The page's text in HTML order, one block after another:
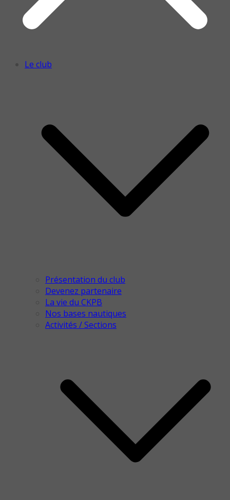
Le club
Présentation du club
Devenez partenaire
La vie du CKPB
Nos bases nautiques
Activités / Sections